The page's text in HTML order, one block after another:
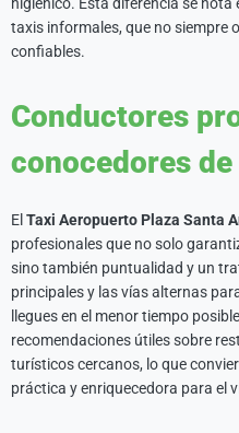
taxis informales, que no siempre
confiables.
Conductores
conocedores
El Taxi Aeropuerto Plaza Santa
profesionales que no solo
sino también puntualidad y un
principales y las vías alternas
llegues en el menor tiempo
recomendaciones útiles sobre
turísticos cercanos, lo que
práctica y enriquecedora para el